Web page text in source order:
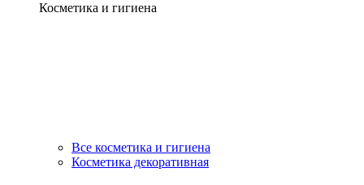
Косметика и гигиена
Все косметика и гигиена
Косметика декоративная